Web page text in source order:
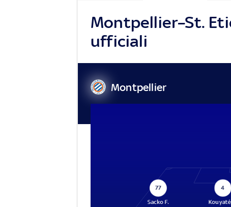
Montpellier–St.
ufficiali
Montpellier
77
Sacko F.
4
Kouyaté